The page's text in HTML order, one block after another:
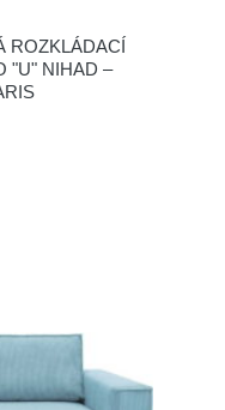
ROZKLÁDACÍ
"U" NIHAD –